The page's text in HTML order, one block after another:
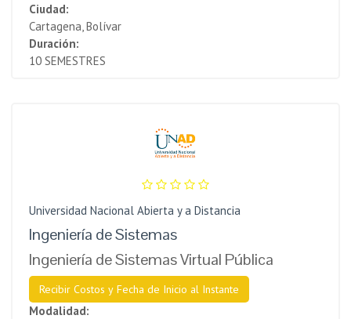
Ciudad:
Cartagena, Bolívar
Duración:
10 SEMESTRES
Universidad Nacional Abierta y a Distancia
Ingeniería de Sistemas
Ingeniería de Sistemas Virtual Pública
Recibir Costos y Fecha de Inicio al Instante
Modalidad: